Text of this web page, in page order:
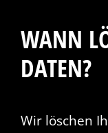
WANN
DATEN?
Wir löschen